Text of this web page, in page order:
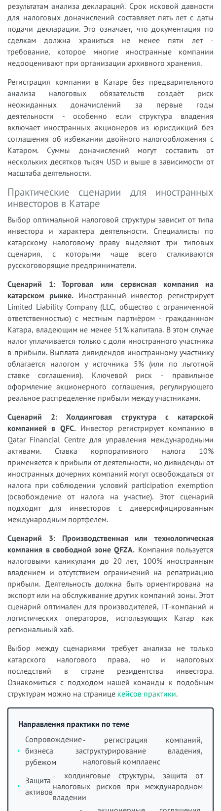
результатам анализа деклараций. Срок исковой давности
для налоговых доначислений составляет пять лет с даты
подачи декларации. Это означает, что документация по
сделкам должна храниться не менее пяти лет -
требование, которое многие иностранные компании
недооценивают при организации архивного хранения.
Регистрация компании в Катаре без предварительного
анализа налоговых обязательств создаёт риск
неожиданных доначислений за первые годы
деятельности - особенно если структура владения
включает иностранных акционеров из юрисдикций без
соглашения об избежании двойного налогообложения с
Катаром. Суммы доначислений могут составить от
нескольких десятков тысяч USD и выше в зависимости от
масштаба деятельности.
Практические сценарии для иностранных
инвесторов в Катаре
Выбор оптимальной налоговой структуры зависит от типа
инвестора и характера деятельности. Специалисты по
катарскому налоговому праву выделяют три типовых
сценария, с которыми чаще всего сталкиваются
русскоговорящие предприниматели.
Сценарий 1: Торговая или сервисная компания на
катарском рынке. Иностранный инвестор регистрирует
Limited Liability Company (LLC, общество с ограниченной
ответственностью) с местным партнёром - гражданином
Катара, владеющим не менее 51% капитала. В этом случае
налог уплачивается только с доли иностранного участника
в прибыли. Выплата дивидендов иностранному участнику
облагается налогом у источника 5% (или по льготной
ставке соглашения). Ключевой риск - правильное
оформление акционерного соглашения, регулирующего
реальное распределение прибыли между участниками.
Сценарий 2: Холдинговая структура с катарской
компанией в QFC. Инвестор регистрирует компанию в
Qatar Financial Centre для управления международными
активами. Ставка корпоративного налога 10%
применяется к прибыли от деятельности, но дивиденды от
иностранных дочерних компаний могут освобождаться от
налога при соблюдении условий participation exemption
(освобождение от налога на участие). Этот сценарий
подходит для инвесторов с диверсифицированным
международным портфелем.
Сценарий 3: Производственная или технологическая
компания в свободной зоне QFZA. Компания пользуется
налоговыми каникулами до 20 лет, 100% иностранным
владением и отсутствием ограничений на репатриацию
прибыли. Деятельность должна быть ориентирована на
экспорт или на обслуживание других компаний зоны. Этот
сценарий оптимален для производителей, IT-компаний и
логистических операторов, использующих Катар как
региональный хаб.
Выбор между сценариями требует анализа не только
катарского налогового права, но и налоговых
последствий в стране резидентства инвестора.
Ознакомиться с подходом нашей команды к подобным
структурам можно на странице кейсов практики.
Направления практики по теме
Сопровождение
бизнеса за
рубежом
- регистрация компаний,
структурирование владения,
налоговый комплаенс
Защита
активов
- холдинговые структуры, защита от
налоговых рисков при международном
владении